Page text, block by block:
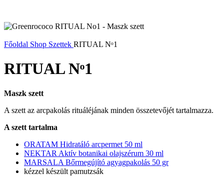
Főoldal Shop Szettek RITUAL Nᵒ1
RITUAL Nᵒ1
Maszk szett
A szett az arcpakolás rituáléjának minden összetevőjét tartalmazza.
A szett tartalma
ORATAM Hidratáló arcpermet 50 ml
NEKTAR Aktív botanikai olajszérum 30 ml
MARSALA Bőrmegújító agyagpakolás 50 gr
kézzel készült pamutzsák